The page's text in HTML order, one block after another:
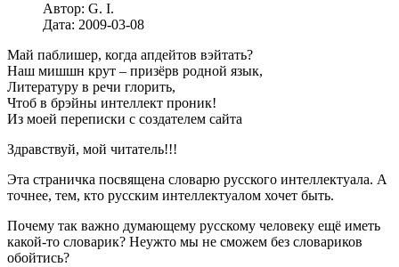
Автор: G. I.
Дата: 2009-03-08
Май паблишер, когда апдейтов вэйтать?
Наш мишшн крут – призёрв родной язык,
Литературу в речи глорить,
Чтоб в брэйны интеллект проник!
Из моей переписки с создателем сайта
Здравствуй, мой читатель!!!
Эта страничка посвящена словарю русского интеллектуала. А
точнее, тем, кто русским интеллектуалом хочет быть.
Почему так важно думающему русскому человеку ещё иметь
какой-то словарик? Неужто мы не сможем без словариков
обойтись?